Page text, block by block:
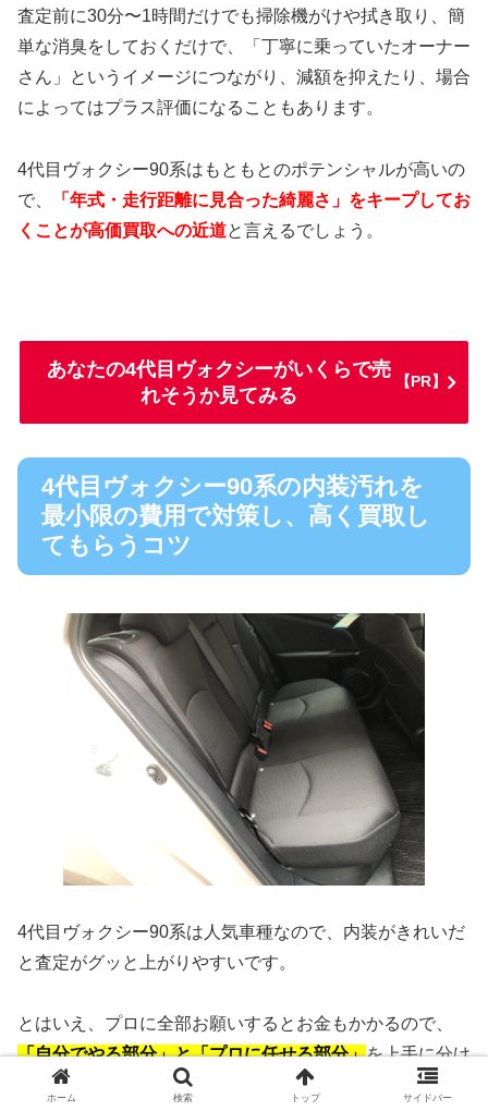
査定前に30分〜1時間だけでも掃除機がけや拭き取り、簡
単な消臭をしておくだけで、「丁寧に乗っていたオーナー
さん」というイメージにつながり、減額を抑えたり、場合
によってはプラス評価になることもあります。
4代目ヴォクシー90系はもともとのポテンシャルが高いの
で、
「年式・走行距離に見合った綺麗さ」をキープしてお
くことが高価買取への近道と言えるでしょう。
あなたの4代目ヴォクシーがいくらで売
れそうか見てみる
【PR】
4代目ヴォクシー90系の内装汚れを
最小限の費用で対策し、高く買取し
てもらうコツ
4代目ヴォクシー90系は人気車種なので、内装がきれいだ
と査定がグッと上がりやすいです。
とはいえ、プロに全部お願いするとお金もかかるので、
「自分でやる部分」と「プロに任せる部分」を上手に分け
るのがポイントです。
ホーム 検索 トップ サイドバー